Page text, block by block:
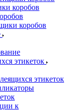
коробов
коробов
этикеток
этикеток
к